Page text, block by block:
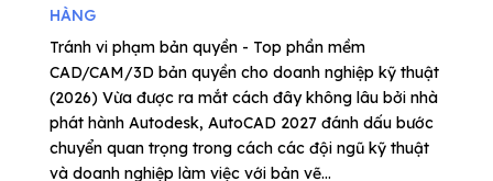
HÀNG
Tránh vi phạm bản quyền - Top phần mềm
CAD/CAM/3D bản quyền cho doanh nghiệp kỹ thuật
(2026) Vừa được ra mắt cách đây không lâu bởi nhà
phát hành Autodesk, AutoCAD 2027 đánh dấu bước
chuyển quan trọng trong cách các đội ngũ kỹ thuật
và doanh nghiệp làm việc với bản vẽ...